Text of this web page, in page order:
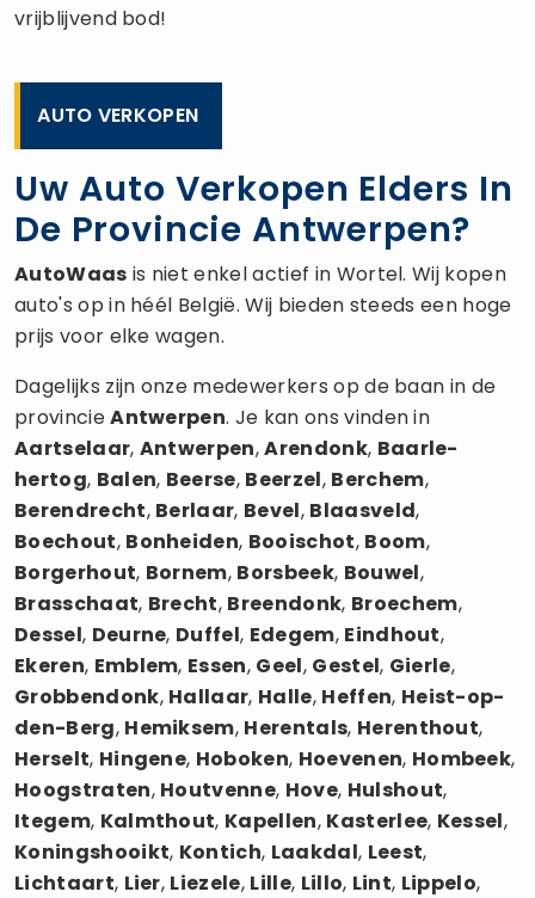
vrijblijvend bod!
AUTO VERKOPEN
Uw Auto Verkopen Elders In
De Provincie Antwerpen?
AutoWaas is niet enkel actief in Wortel. Wij kopen
auto's op in héél België. Wij bieden steeds een hoge
prijs voor elke wagen.
Dagelijks zijn onze medewerkers op de baan in de
provincieAntwerpen. Je kan ons vinden in
Aartselaar, Antwerpen,Arendonk, Baarle-
hertog, Balen, Beerse, Beerzel, Berchem,
Berendrecht, Berlaar, Bevel, Blaasveld,
Boechout, Bonheiden, Booischot, Boom,
Borgerhout, Bornem, Borsbeek, Bouwel,
Brasschaat, Brecht, Breendonk, Broechem,
Dessel, Deurne, Duffel, Edegem, Eindhout,
Ekeren, Emblem, Essen, Geel, Gestel, Gierle,
Grobbendonk, Hallaar, Halle, Heffen, Heist-op-
den-Berg, Hemiksem, Herentals, Herenthout,
Herselt, Hingene, Hoboken, Hoevenen, Hombeek,
Hoogstraten, Houtvenne, Hove, Hulshout,
Itegem, Kalmthout, Kapellen, Kasterlee, Kessel,
Koningshooikt, Kontich, Laakdal, Leest,
Lichtaart, Lier, Liezele, Lille, Lillo, Lint, Lippelo,